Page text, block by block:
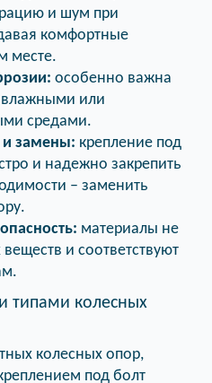
и шум при
комфортные
месте.
особенно важна
влажными или
средами.
и замены: крепление под
и надежно закрепить
– заменить
материалы не
и соответствуют
типами колесных
колесных опор,
под болт